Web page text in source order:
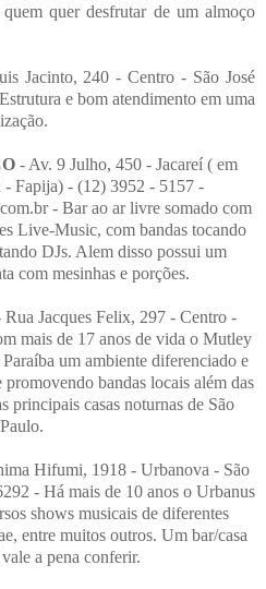
quer desfrutar de um almoço
Jacinto, 240 - Centro - São José
e bom atendimento em uma
- Av. 9 Julho, 450 - Jacareí ( em
- Fapija) - (12) 3952 - 5157 -
- Bar ao ar livre somado com
Live-Music, com bandas tocando
DJs. Alem disso possui um
com mesinhas e porções.
Rua Jacques Felix, 297 - Centro -
mais de 17 anos de vida o Mutley
um ambiente diferenciado e
bandas locais além das
principais casas noturnas de São
Paulo.
Hifumi, 1918 - Urbanova - São
- Há mais de 10 anos o Urbanus
shows musicais de diferentes
entre muitos outros. Um bar/casa
a pena conferir.